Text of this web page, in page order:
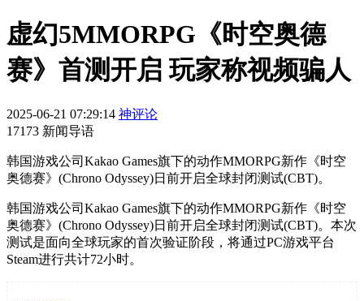
虚幻5MMORPG《时空奥德
赛》首测开启 玩家称视频骗人
2025-06-21 07:29:14 神评论
17173 新闻导语
韩国游戏公司Kakao Games旗下的动作MMORPG新作《时空
奥德赛》(Chrono Odyssey)日前开启全球封闭测试(CBT)。
韩国游戏公司Kakao Games旗下的动作MMORPG新作《时空
奥德赛》(Chrono Odyssey)日前开启全球封闭测试(CBT)。本次
测试是面向全球玩家的首次验证阶段，将通过PC游戏平台
Steam进行共计72小时。